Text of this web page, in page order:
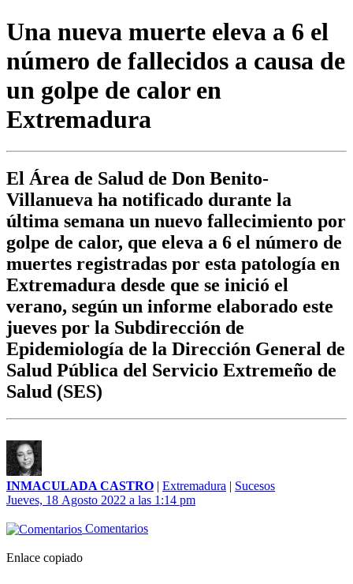
Una nueva muerte eleva a 6 el
número de fallecidos a causa de
un golpe de calor en
Extremadura
El Área de Salud de Don Benito-
Villanueva ha notificado durante la
última semana un nuevo fallecimiento por
golpe de calor, que eleva a 6 el número de
muertes registradas por esta patología en
Extremadura desde que se inició el
verano, según un informe elaborado este
jueves por la Subdirección de
Epidemiología de la Dirección General de
Salud Pública del Servicio Extremeño de
Salud (SES)
INMACULADA CASTRO | Extremadura | Sucesos
Jueves, 18 Agosto 2022 a las 1:14 pm
Comentarios
Enlace copiado